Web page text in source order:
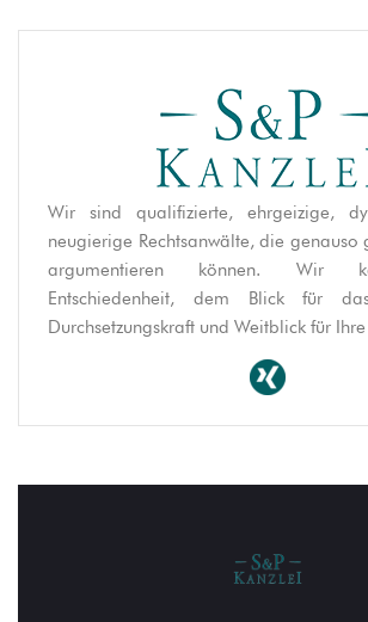
Wir sind qualifizierte, ehrgeizige,
neugierige Rechtsanwälte, die genauso
argumentieren können. Wir
Entschiedenheit, dem Blick für
Durchsetzungskraft und Weitblick für Ihre